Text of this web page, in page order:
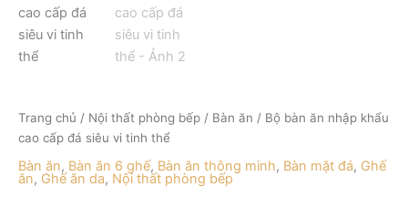
Trang chủ / Nội thất phòng bếp / Bàn ăn / Bộ bàn ăn nhập khẩu
cao cấp đá siêu vi tinh thể
Bàn ăn, Bàn ăn 6 ghế, Bàn ăn thông minh, Bàn mặt đá, Ghế
ăn, Ghế ăn da, Nội thất phòng bếp